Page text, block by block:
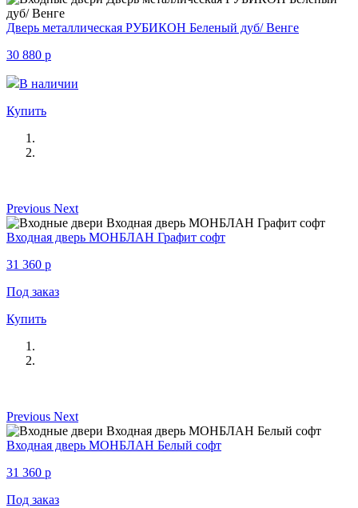
Дверь металлическая РУБИКОН Беленый дуб/ Венге
30 880 p
В наличии
Купить
Previous Next
Входная дверь МОНБЛАН Графит софт
31 360 p
Под заказ
Купить
Previous Next
Входная дверь МОНБЛАН Белый софт
31 360 p
Под заказ